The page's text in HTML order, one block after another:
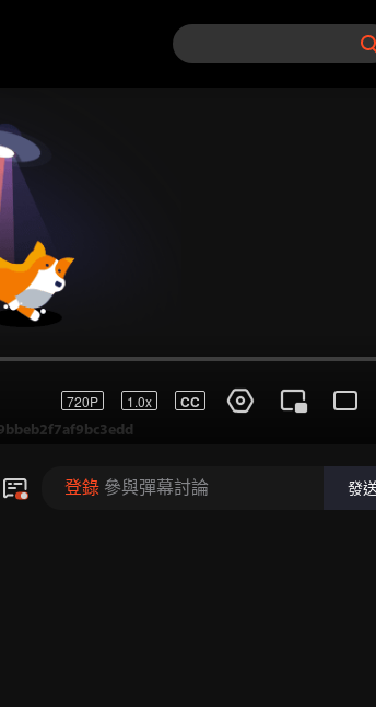
720P 1.0x CC
登錄 參與彈幕討論 發